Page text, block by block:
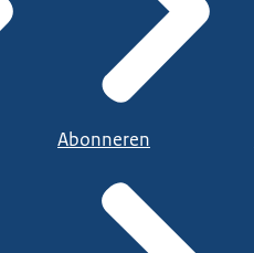
Abonneren